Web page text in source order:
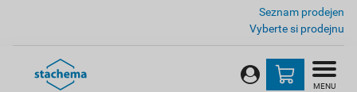
Seznam prodejen
Vyberte si prodejnu
MENU